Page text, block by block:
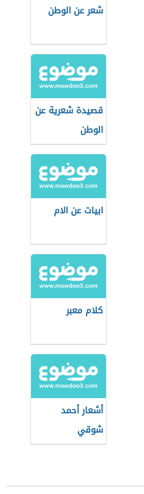
شعر عن الوطن
قصيدة شعرية عن
الوطن
ابيات عن الام
كلام معبر
أشعار أحمد
شوقي